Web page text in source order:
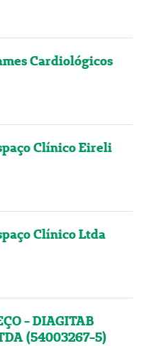
Cardiológicos
Clínico Eireli
Clínico Ltda
- DIAGITAB
(54003267-5)